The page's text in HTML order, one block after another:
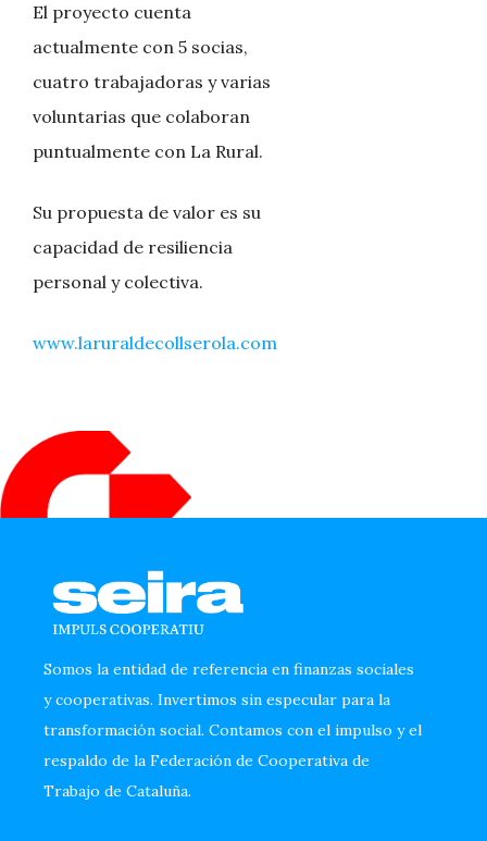
El proyecto cuenta
actualmente con 5 socias,
cuatro trabajadoras y varias
voluntarias que colaboran
puntualmente con La Rural.
Su propuesta de valor es su
capacidad de resiliencia
personal y colectiva.
www.laruraldecollserola.com
Somos la entidad de referencia en finanzas sociales
y cooperativas. Invertimos sin especular para la
transformación social. Contamos con el impulso y el
respaldo de la Federación de Cooperativa de
Trabajo de Cataluña.